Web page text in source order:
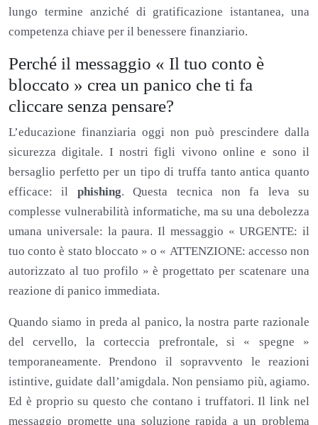
lungo termine anziché di gratificazione istantanea, una
competenza chiave per il benessere finanziario.
Perché il messaggio « Il tuo conto è
bloccato » crea un panico che ti fa
cliccare senza pensare?
L’educazione finanziaria oggi non può prescindere dalla
sicurezza digitale. I nostri figli vivono online e sono il
bersaglio perfetto per un tipo di truffa tanto antica quanto
efficace: il phishing. Questa tecnica non fa leva su
complesse vulnerabilità informatiche, ma su una debolezza
umana universale: la paura. Il messaggio « URGENTE: il
tuo conto è stato bloccato » o « ATTENZIONE: accesso non
autorizzato al tuo profilo » è progettato per scatenare una
reazione di panico immediata.
Quando siamo in preda al panico, la nostra parte razionale
del cervello, la corteccia prefrontale, si « spegne »
temporaneamente. Prendono il sopravvento le reazioni
istintive, guidate dall’amigdala. Non pensiamo più, agiamo.
Ed è proprio su questo che contano i truffatori. Il link nel
messaggio promette una soluzione rapida a un problema